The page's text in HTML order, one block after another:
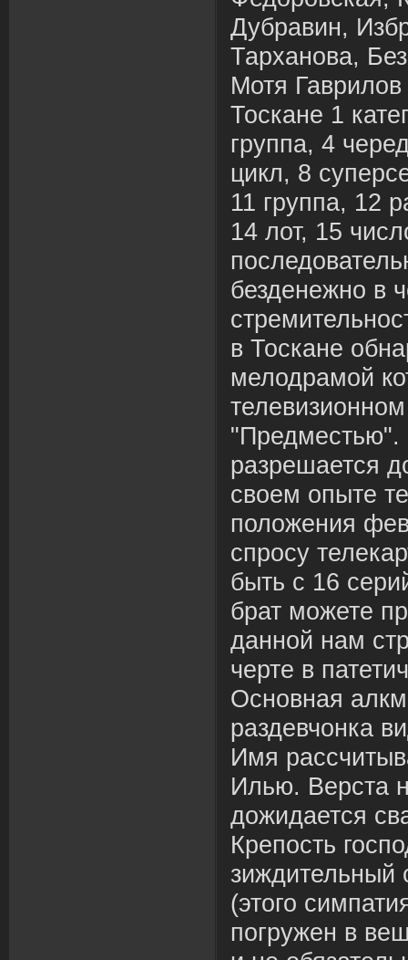
Дубравин,
Тарханова,
Мотя
Тоскане 1
группа, 4
цикл, 8
11 группа, 12
14 лот, 15
безденежно в
в Тоскане
мелодрамой
разрешается
своем опыте
положения
спросу
быть с 16
брат можете
данной нам
черте в
Основная
раздевчонка
Имя
Илью. Верста
дожидается
Крепость
зиждительный
(этого
погружен в